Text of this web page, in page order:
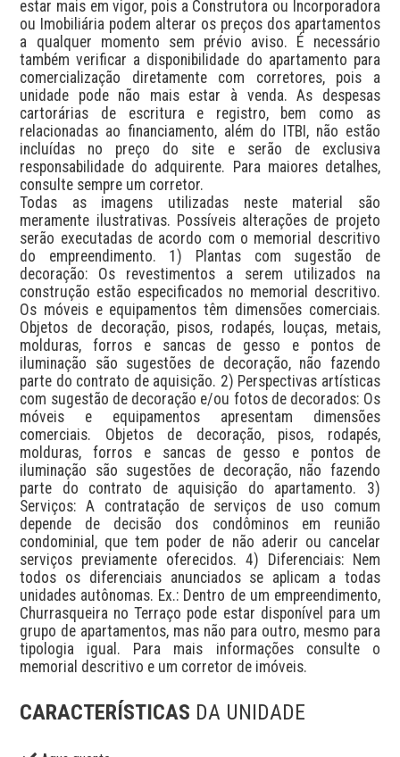
estar mais em vigor, pois a Construtora ou Incorporadora
ou Imobiliária podem alterar os preços dos apartamentos
a qualquer momento sem prévio aviso. É necessário
também verificar a disponibilidade do apartamento para
comercialização diretamente com corretores, pois a
unidade pode não mais estar à venda. As despesas
cartorárias de escritura e registro, bem como as
relacionadas ao financiamento, além do ITBI, não estão
incluídas no preço do site e serão de exclusiva
responsabilidade do adquirente. Para maiores detalhes,
consulte sempre um corretor.
Todas as imagens utilizadas neste material são
meramente ilustrativas. Possíveis alterações de projeto
serão executadas de acordo com o memorial descritivo
do empreendimento. 1) Plantas com sugestão de
decoração: Os revestimentos a serem utilizados na
construção estão especificados no memorial descritivo.
Os móveis e equipamentos têm dimensões comerciais.
Objetos de decoração, pisos, rodapés, louças, metais,
molduras, forros e sancas de gesso e pontos de
iluminação são sugestões de decoração, não fazendo
parte do contrato de aquisição. 2) Perspectivas artísticas
com sugestão de decoração e/ou fotos de decorados: Os
móveis e equipamentos apresentam dimensões
comerciais. Objetos de decoração, pisos, rodapés,
molduras, forros e sancas de gesso e pontos de
iluminação são sugestões de decoração, não fazendo
parte do contrato de aquisição do apartamento. 3)
Serviços: A contratação de serviços de uso comum
depende de decisão dos condôminos em reunião
condominial, que tem poder de não aderir ou cancelar
serviços previamente oferecidos. 4) Diferenciais: Nem
todos os diferenciais anunciados se aplicam a todas
unidades autônomas. Ex.: Dentro de um empreendimento,
Churrasqueira no Terraço pode estar disponível para um
grupo de apartamentos, mas não para outro, mesmo para
tipologia igual. Para mais informações consulte o
memorial descritivo e um corretor de imóveis.
CARACTERÍSTICAS DA UNIDADE